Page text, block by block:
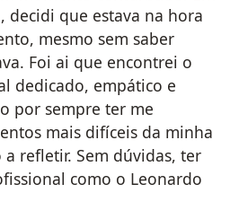
decidi que estava na hora
mesmo sem saber
Foi ai que encontrei o
dedicado, empático e
por sempre ter me
mais difíceis da minha
refletir. Sem dúvidas, ter
como o Leonardo